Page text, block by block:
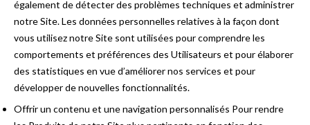
également de détecter des problèmes techniques et administrer
notre Site. Les données personnelles relatives à la façon dont
vous utilisez notre Site sont utilisées pour comprendre les
comportements et préférences des Utilisateurs et pour élaborer
des statistiques en vue d’améliorer nos services et pour
développer de nouvelles fonctionnalités.
Offrir un contenu et une navigation personnalisés Pour rendre